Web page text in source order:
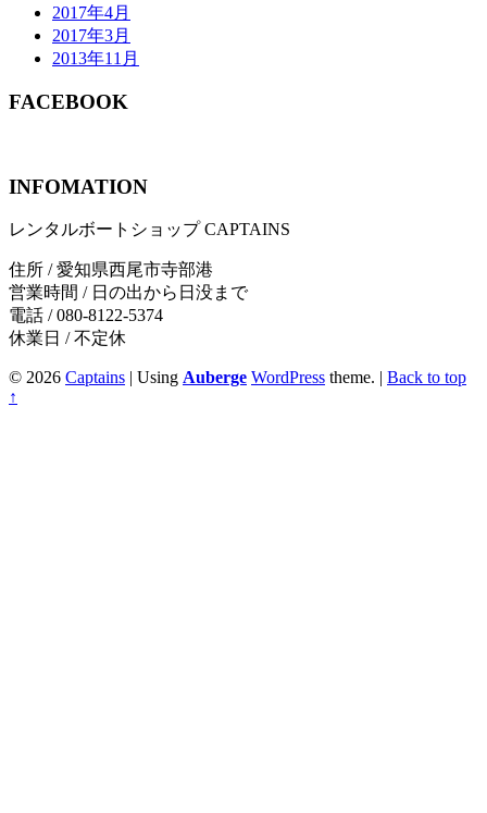
2017年4月
2017年3月
2013年11月
FACEBOOK
INFOMATION
レンタルボートショップ CAPTAINS
住所 / 愛知県西尾市寺部港
営業時間 / 日の出から日没まで
電話 / 080-8122-5374
休業日 / 不定休
© 2026 Captains Using Auberge WordPress theme.
Back to top
↑